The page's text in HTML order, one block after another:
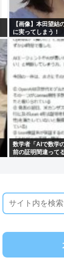
【画像】本田望結
に実ってしまう！
数学者「AIで数学
前の証明間違って